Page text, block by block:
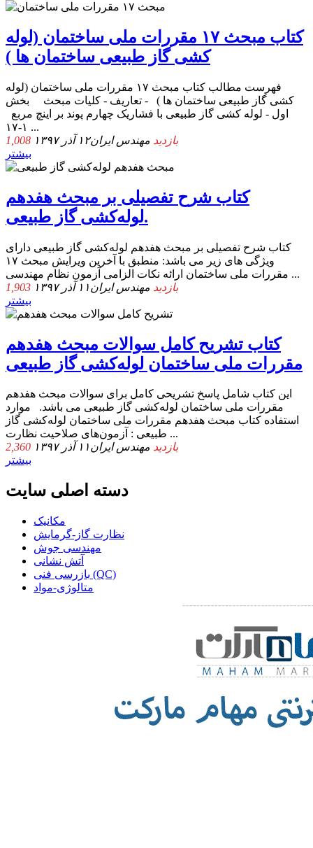
کتاب مبحث ۱۷ مقررات ملی ساختمان (لوله
کشی گاز طبیعی ساختمان ها )
فهرست مطالب کتاب مبحث ۱۷ مقررات ملی ساختمان (لوله
کشی گاز طبیعی ساختمان ها ) - تعاریف - کلیات مبحث بخش
اول - لوله کشی گاز طبیعی با فشاریک چهارم پوند بر اینچ مربع
۱-۱۷ ...
1,008 بازدید مهندس ایران۱۲ آذر ۱۳۹۷
بیشتر
کتاب شرح تفصیلی بر مبحث هفدهم
لوله‌کشی گاز طبیعی.
کتاب شرح تفصیلی بر مبحث هفدهم لوله‌کشی گاز طبیعی دارای
ویژگی های زیر می باشد: منطبق با آخرین ویرایش مبحث ۱۷
مقررات ملی ساختمان ارائه نکات الزامی آزمون‌ نظام مهندسی ...
1,903 بازدید مهندس ایران۱۱ آذر ۱۳۹۷
بیشتر
کتاب تشریح کامل سوالات مبحث هفدهم
مقررات ملی ساختمان لوله‌کشی گاز طبیعی
این کتاب شامل پاسخ تشریحی کامل برای سوالات مبحث هفدهم
مقررات ملی ساختمان لوله‌کشی گاز طبیعی می باشد. موارد
استفاده کتاب مبحث هفدهم مقررات ملی ساختمان لوله‌کشی گاز
طبیعی : آزمون‌های صلاحیت نظارت ...
2,360 بازدید مهندس ایران۱۱ آذر ۱۳۹۷
بیشتر
دسته اصلی سایت
مکانیک
نظارت گاز-گرمایش
مهندسی جوش
آتش نشانی
بازرسی فنی (QC)
متالوژی-مواد